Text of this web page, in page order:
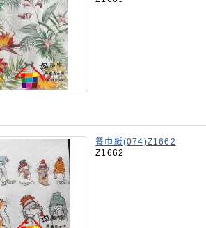
餐巾紙(074)Z1662
Z1662